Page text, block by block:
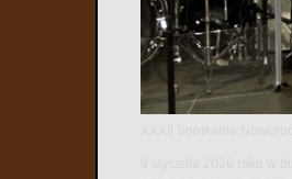
9 stycznia 2026 roku w